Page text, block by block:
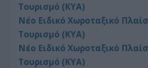
Τουρισμό (ΚΥΑ)
Νέο Ειδικό Χωροταξικό
Τουρισμό (ΚΥΑ)
Νέο Ειδικό Χωροταξικό
Τουρισμό (ΚΥΑ)